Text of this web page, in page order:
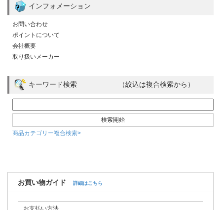
インフォメーション
お問い合わせ
ポイントについて
会社概要
取り扱いメーカー
キーワード検索 （絞込は複合検索から）
商品カテゴリー複合検索>
お買い物ガイド 詳細はこちら
お支払い方法